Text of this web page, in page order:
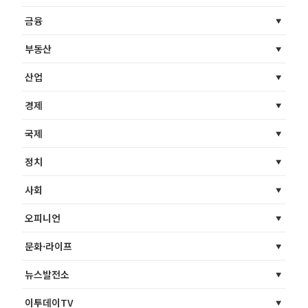
금융
부동산
산업
경제
국제
정치
사회
오피니언
문화·라이프
뉴스발전소
이투데이TV